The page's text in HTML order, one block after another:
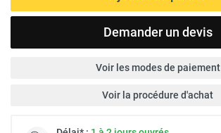
Demander un devis
Voir les modes de paiement
Voir la procédure d'achat